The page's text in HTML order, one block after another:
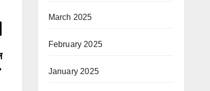
March 2025
February 2025
January 2025